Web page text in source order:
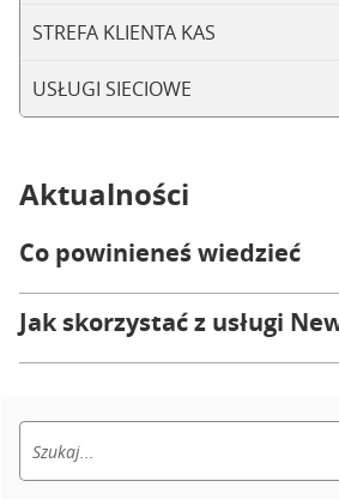
STREFA KLIENTA KAS
USŁUGI SIECIOWE
Aktualności
Co powinieneś wiedzieć
Jak skorzystać z usługi